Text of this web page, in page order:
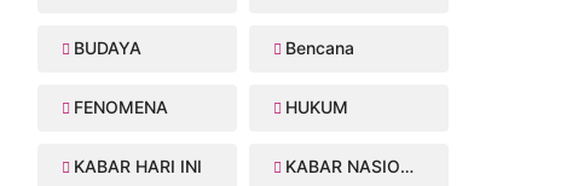
BUDAYA Bencana
FENOMENA HUKUM
KABAR HARI INI KABAR NASIONAL